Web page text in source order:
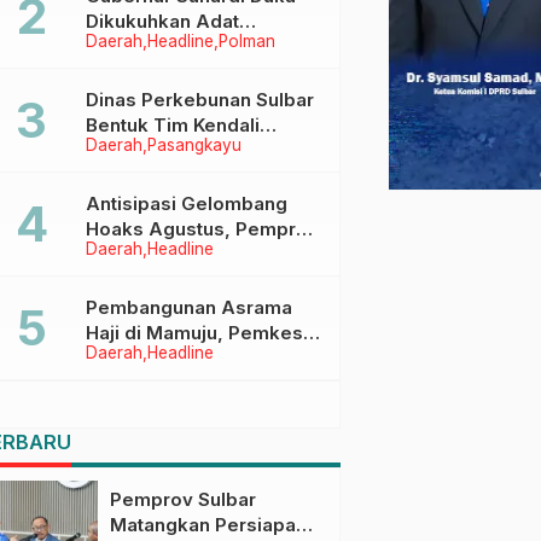
Daerah Headline Polman
Dikukuhkan Adat
Balanipa, Raih Gelar Sulo
Daerah Pasangkayu
Dinas Perkebunan Sulbar
Bentuk Tim Kendali
Internal ICS untuk Dukung
di Pasangkayu
Daerah Headline
Antisipasi Gelombang
Hoaks Agustus, Pemprov
Sulbar Ajak Warga Jaga
Daerah Headline
Pembangunan Asrama
Haji di Mamuju, Pemkesra
dan Kementerian Haji
Pemprov Sulbar
Matangkan Persiapan